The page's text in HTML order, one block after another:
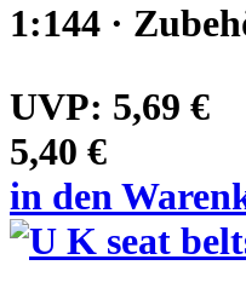
1:144 ·
UVP: 5,69 €
5,40 €
in den